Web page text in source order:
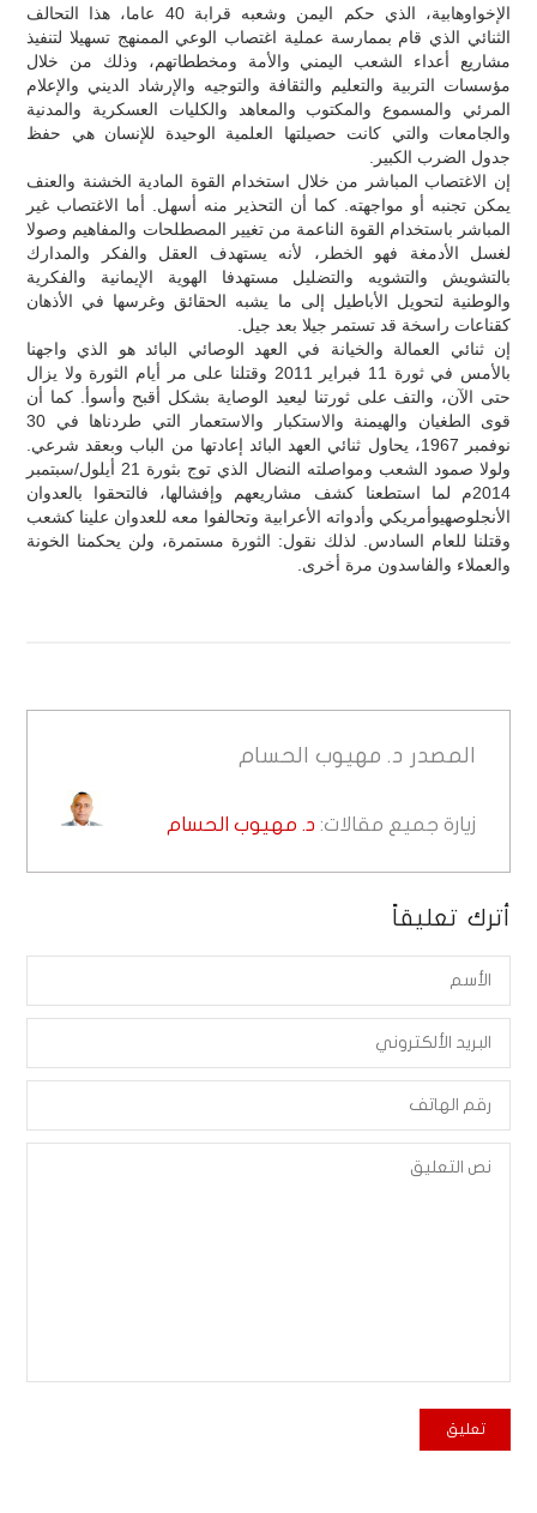
الإخواوهابية، الذي حكم اليمن وشعبه قرابة 40 عاما، هذا التحالف
الثنائي الذي قام بممارسة عملية اغتصاب الوعي الممنهج تسهيلا لتنفيذ
مشاريع أعداء الشعب اليمني والأمة ومخططاتهم، وذلك من خلال
مؤسسات التربية والتعليم والثقافة والتوجيه والإرشاد الديني والإعلام
المرئي والمسموع والمكتوب والمعاهد والكليات العسكرية والمدنية
والجامعات والتي كانت حصيلتها العلمية الوحيدة للإنسان هي حفظ
جدول الضرب الكبير.
إن الاغتصاب المباشر من خلال استخدام القوة المادية الخشنة والعنف
يمكن تجنبه أو مواجهته. كما أن التحذير منه أسهل. أما الاغتصاب غير
المباشر باستخدام القوة الناعمة من تغيير المصطلحات والمفاهيم وصولا
لغسل الأدمغة فهو الخطر، لأنه يستهدف العقل والفكر والمدارك
بالتشويش والتشويه والتضليل مستهدفا الهوية الإيمانية والفكرية
والوطنية لتحويل الأباطيل إلى ما يشبه الحقائق وغرسها في الأذهان
كقناعات راسخة قد تستمر جيلا بعد جيل.
إن ثنائي العمالة والخيانة في العهد الوصائي البائد هو الذي واجهنا
بالأمس في ثورة 11 فبراير 2011 وقتلنا على مر أيام الثورة ولا يزال
حتى الآن، والتف على ثورتنا ليعيد الوصاية بشكل أقبح وأسوأ. كما أن
قوى الطغيان والهيمنة والاستكبار والاستعمار التي طردناها في 30
نوفمبر 1967، يحاول ثنائي العهد البائد إعادتها من الباب وبعقد شرعي.
ولولا صمود الشعب ومواصلته النضال الذي توج بثورة 21 أيلول/سبتمبر
2014م لما استطعنا كشف مشاريعهم وإفشالها، فالتحقوا بالعدوان
الأنجلوصهيوأمريكي وأدواته الأعرابية وتحالفوا معه للعدوان علينا كشعب
وقتلنا للعام السادس. لذلك نقول: الثورة مستمرة، ولن يحكمنا الخونة
والعملاء والفاسدون مرة أخرى.
المصدر د. مهيوب الحسام
زيارة جميع مقالات: د. مهيوب الحسام
أترك تعليقاً